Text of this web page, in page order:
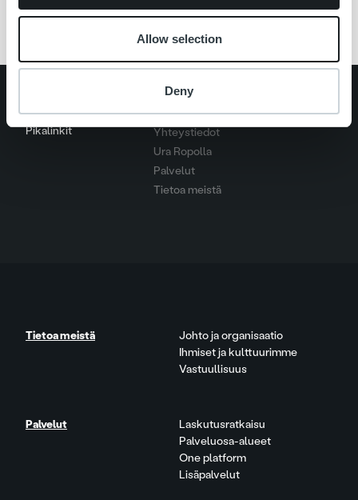
Allow selection
Deny
Pikalinkit
Yhteystiedot
Ura Ropolla
Palvelut
Tietoa meistä
Tietoa meistä
Johto ja organisaatio
Ihmiset ja kulttuurimme
Vastuullisuus
Palvelut
Laskutusratkaisu
Palveluosa-alueet
One platform
Lisäpalvelut